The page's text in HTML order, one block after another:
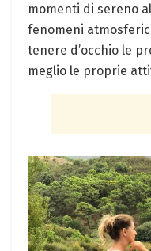
momenti di sereno
fenomeni
tenere d’occhio le
meglio le proprie